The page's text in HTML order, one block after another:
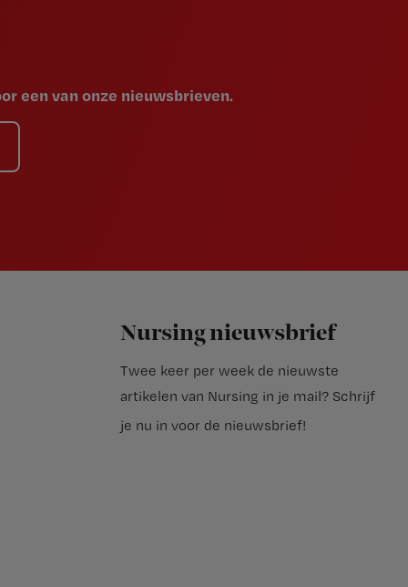
een van onze nieuwsbrieven.
Nursing nieuwsbrief
Twee keer per week de nieuwste
artikelen van Nursing in je mail? Schrijf
je nu in voor de nieuwsbrief!